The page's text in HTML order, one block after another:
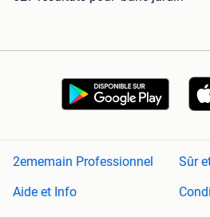
2ememain Professionnel
Sûr
Aide et Info